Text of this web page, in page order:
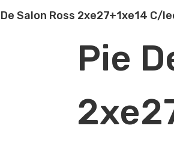
Salon Ross 2xe27+1xe14 C/
Pie